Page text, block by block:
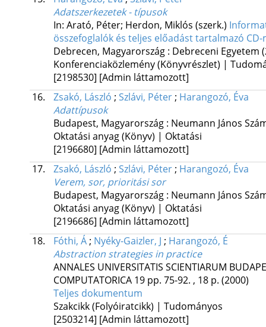
Adatszerkezetek - típusok
In: Arató, Péter; Herdon, Miklós (szerk.)
összefoglalók és teljes előadást tartalmazó
Debrecen, Magyarország : Debreceni Egyetem
Konferenciaközlemény (Könyvrészlet) |
[2198530] [Admin láttamozott]
16.
Zsakó, László ; Szlávi, Péter; Harangozó, Éva
Adattípusok
Budapest, Magyarország : Neumann János
Oktatási anyag (Könyv) | Oktatási
[2196680] [Admin láttamozott]
17.
Zsakó, László ; Szlávi, Péter; Harangozó, Éva
Verem, sor, prioritási sor
Budapest, Magyarország : Neumann János
Oktatási anyag (Könyv) | Oktatási
[2196686] [Admin láttamozott]
18.
Fóthi, Á; Nyéky-Gaizler, J ; Harangozó, É
Abstraction strategies in practice
ANNALES UNIVERSITATIS SCIENTIARUM
COMPUTATORICA 19 pp. 75-92. , 18 p. (2000)
Teljes dokumentum
Szakcikk (Folyóiratcikk) | Tudományos
[2503214] [Admin láttamozott]